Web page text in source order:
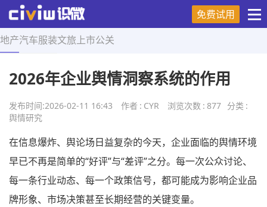
免费试用
地产汽车服装文旅 上市公关
首页 > 舆情研究 > 正文
2026年企业舆情洞察系统的作用
发布时间:2026-02-11 16:43 作者 : CYR 浏览次数 : 877 分类 :
舆情研究
在信息爆炸、舆论场日益复杂的今天，企业面临的舆情环境
早已不再是简单的“好评”与“差评”之分。每一次公众讨论、
每一条行业动态、每一个政策信号，都可能成为影响企业品
牌形象、市场决策甚至长期经营的关键变量。